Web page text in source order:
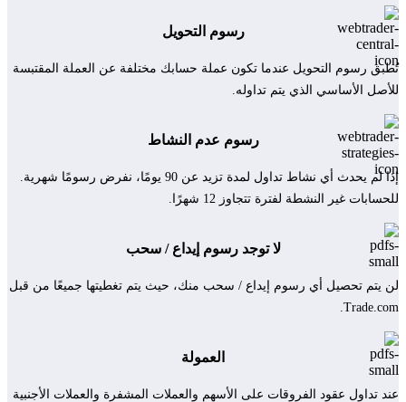
رسوم التحويل
تُطبق رسوم التحويل عندما تكون عملة حسابك مختلفة عن العملة المقتبسة
للأصل الأساسي الذي يتم تداوله.
رسوم عدم النشاط
إذا لم يحدث أي نشاط تداول لمدة تزيد عن 90 يومًا، نفرض رسومًا شهرية.
للحسابات غير النشطة لفترة تتجاوز 12 شهرًا.
لا توجد رسوم إيداع / سحب
لن يتم تحصيل أي رسوم إيداع / سحب منك، حيث يتم تغطيتها جميعًا من قبل
Trade.com.
العمولة
عند تداول عقود الفروقات على الأسهم والعملات المشفرة والعملات الأجنبية